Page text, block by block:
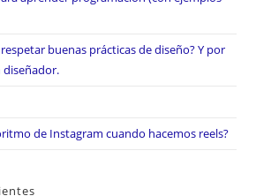
buenas prácticas de diseño? Y por
diseñador.
de Instagram cuando hacemos reels?